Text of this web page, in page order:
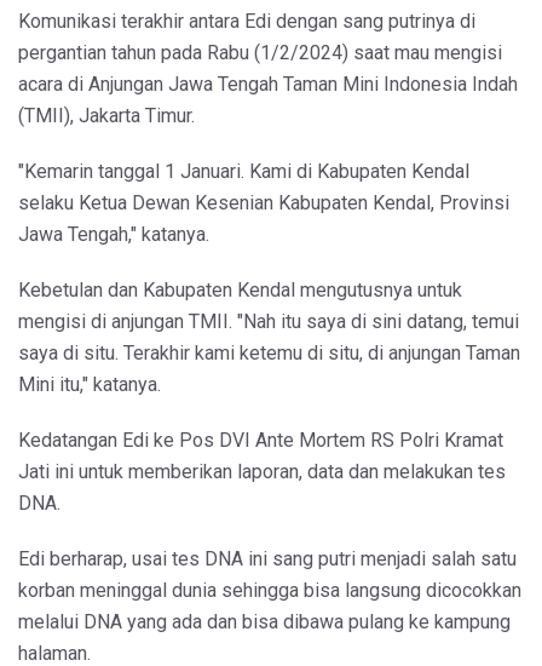
Komunikasi terakhir antara Edi dengan sang putrinya di
pergantian tahun pada Rabu (1/2/2024) saat mau mengisi
acara di Anjungan Jawa Tengah Taman Mini Indonesia Indah
(TMII), Jakarta Timur.
"Kemarin tanggal 1 Januari. Kami di Kabupaten Kendal
selaku Ketua Dewan Kesenian Kabupaten Kendal, Provinsi
Jawa Tengah," katanya.
Kebetulan dan Kabupaten Kendal mengutusnya untuk
mengisi di anjungan TMII. "Nah itu saya di sini datang, temui
saya di situ. Terakhir kami ketemu di situ, di anjungan Taman
Mini itu," katanya.
Kedatangan Edi ke Pos DVI Ante Mortem RS Polri Kramat
Jati ini untuk memberikan laporan, data dan melakukan tes
DNA.
Edi berharap, usai tes DNA ini sang putri menjadi salah satu
korban meninggal dunia sehingga bisa langsung dicocokkan
melalui DNA yang ada dan bisa dibawa pulang ke kampung
halaman.